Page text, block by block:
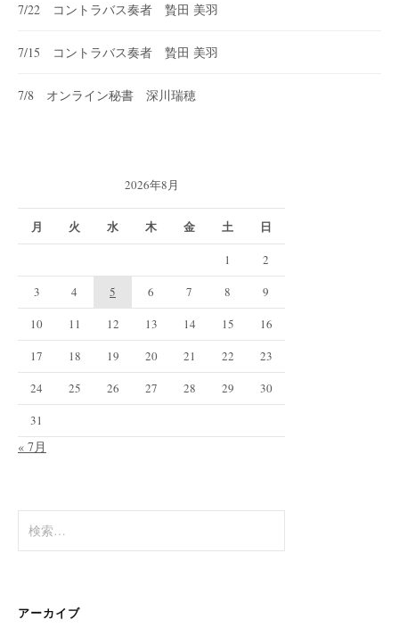
7/22 コントラバス奏者 贄田 美羽
7/15 コントラバス奏者 贄田 美羽
7/8 オンライン秘書 深川瑞穂
2026年8月
月 火 水 木 金 土 日
1
2
3
4 5 6 7 8
9
10
11 12 13 14 15
16
17
18 19 20 21 22
23
24
25 26 27 28 29
30
31
« 7月
索:
アーカイブ